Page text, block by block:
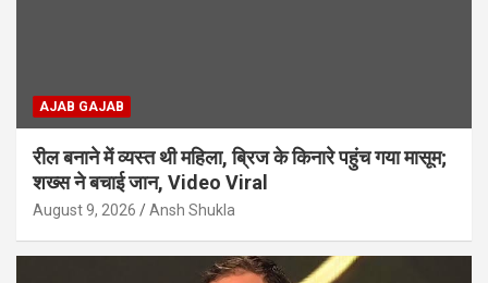
AJAB GAJAB
रील बनाने में व्यस्त थी महिला, ब्रिज के किनारे पहुंच गया मासूम;
शख्स ने बचाई जान, Video Viral
August 9, 2026 Ansh Shukla